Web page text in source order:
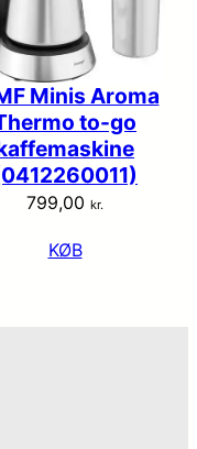
Minis Aroma
to-go
799,00 kr.
KØB